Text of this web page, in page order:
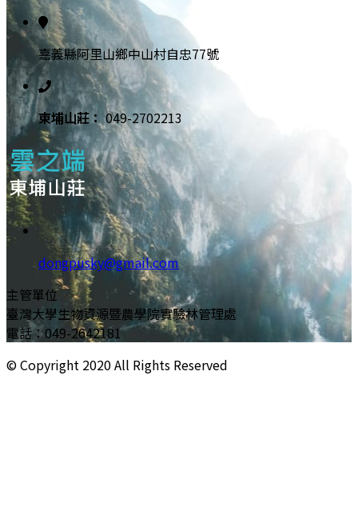
嘉義縣阿里山鄉中山村自忠77號
東埔⼭莊：049-2702213
dongpusky@gmail.com
主管單位
臺灣大學生物資源暨農學院實驗林管理處
電話：049-2642181
© Copyright 2020All Rights Reserved